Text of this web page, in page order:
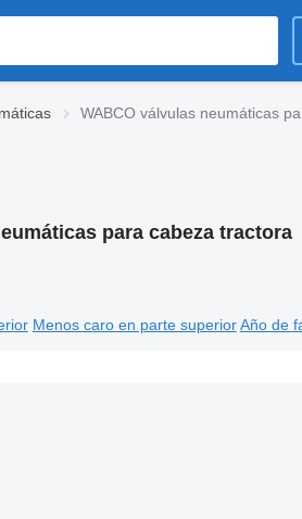
WABCO válvulas neumáticas
para cabeza tractora
Menos caro en parte superior Año de